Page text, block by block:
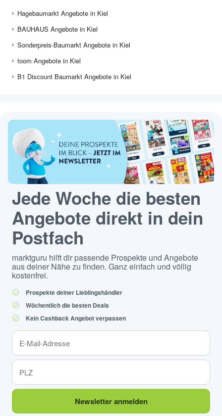
Hagebaumarkt Angebote in Kiel
BAUHAUS Angebote in Kiel
Sonderpreis-Baumarkt Angebote in Kiel
toom Angebote in Kiel
B1 Discount Baumarkt Angebote in Kiel
Jede Woche die besten
Angebote direkt in dein
Postfach
marktguru hilft dir passende Prospekte und Angebote
aus deiner Nähe zu finden. Ganz einfach und völlig
kostenfrei.
Prospekte deiner Lieblingshändler
Wöchentlich die besten Deals
Kein Cashback Angebot verpassen
Newsletter anmelden